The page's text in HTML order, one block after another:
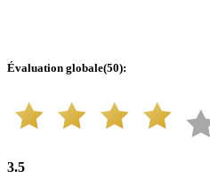
Évaluation globale(50):
3.5